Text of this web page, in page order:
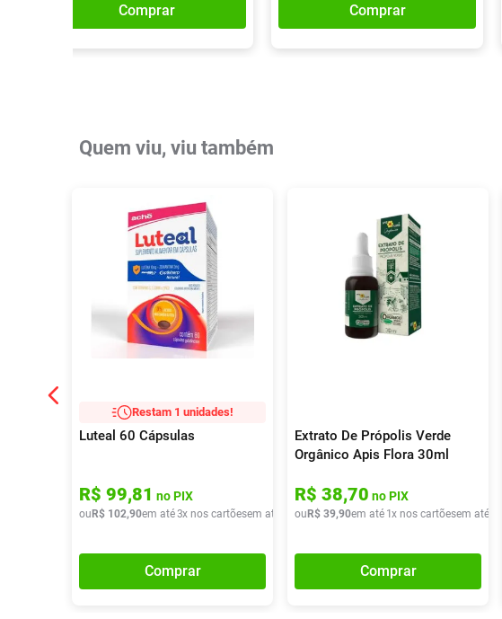
Comprar Comprar
Quem viu, viu também
Restam 1 unidades!
Luteal 60 Cápsulas
R$ 99,81 no PIX
ou R$ 102,90em até3x nos cartõesem até x de R$ 34,30
Comprar
Extrato De Própolis Verde
Orgânico Apis Flora 30ml
R$ 38,70 no PIX
ou R$ 39,90em até 1x nos cartõesem até
Comprar